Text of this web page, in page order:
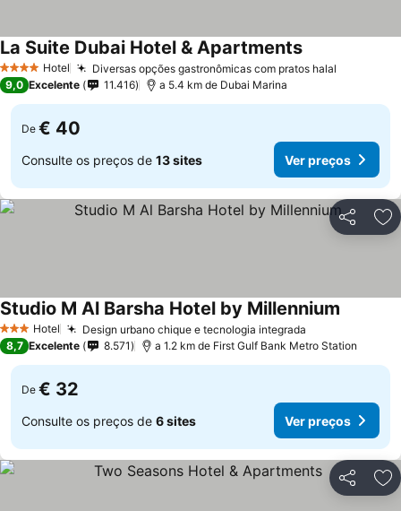
4 EstrelasHotel Diversas opções gastronômicas com pratos halal
La Suite Dubai Hotel & Apartments
9,0 Excelente 11.416 a 5.4 km de Dubai Marina
De € 40
Consulte os preços de 13 sites Ver preços
Partilhar
3 EstrelasHotel Design urbano chique e tecnologia integrada
Studio M Al Barsha Hotel by Millennium
8,7 Excelente 8.571 a 1.2 km de First Gulf Bank Metro Station
De € 32
Consulte os preços de 6 sites Ver preços
Partilhar